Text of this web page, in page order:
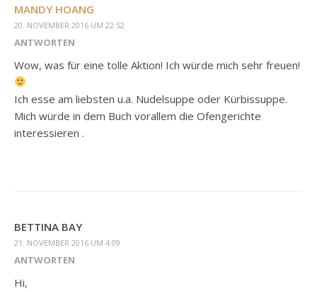
MANDY HOANG
20. NOVEMBER 2016 UM 22:52
ANTWORTEN
Wow, was für eine tolle Aktion! Ich würde mich sehr freuen!
Ich esse am liebsten u.a. Nudelsuppe oder Kürbissuppe.
Mich würde in dem Buch vorallem die Ofengerichte
interessieren .
BETTINA BAY
21. NOVEMBER 2016 UM 4:09
ANTWORTEN
Hi,